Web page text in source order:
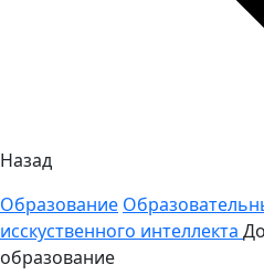
Назад
Образование
исскуственного интеллекта
образование